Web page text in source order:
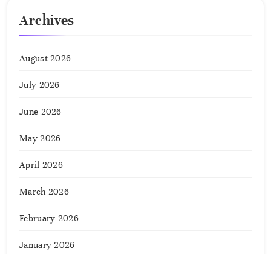
Archives
August 2026
July 2026
June 2026
May 2026
April 2026
March 2026
February 2026
January 2026